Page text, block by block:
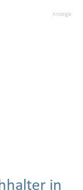
Anzeige
in